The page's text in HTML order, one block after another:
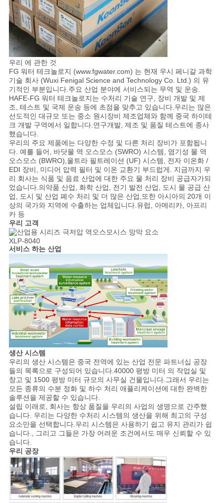
우리 에 관한 것
FG 워터 테크놀로지 (www.fgwater.com) 는 현재 우시 페니갈 과학
기술 회사 (Wuxi Fenigal Science and Technology Co. Ltd.) 의 유
기적인 부분입니다.주요 산업 분야에 서비스되는 무역 및 운송.
HAFE-FG 워터 테크놀로지는 수처리 기술 연구, 장비 개발 및 제
조, 테스트 및 국제 운송 등에 초점을 맞추고 있습니다.우리는 많은
선도적인 대규모 또는 중소 원시장비 제조업체와 함께 중국 하이테
크 개발 구역에서 일합니다.연구개발, 제조 및 품질 테스트에 종사
했습니다.
우리의 주요 제품에는 다양한 수정 및 다른 처리 장비가 포함됩니
다. 예를 들어, 바닷물 역 오스모스 (SWRO) 시스템, 염기성 물 역
오스모스 (BWRO),울트라 필트레이션 (UF) 시스템, 전자 이온화 /
EDI 장비, 미디어 압력 필터 및 이온 교환기 부드럽게. 지금까지 우
리 회사는 식품 및 음료 산업에 대한 주요 물 처리 장비 공급자가되
었습니다.의약품 산업, 화학 산업, 전기 발전 산업, 도시 물 공급 산
업, 도시 및 산업 폐수 처리 및 더 많은 산업,또한 아시아의 20개 이
상의 국가와 지역에 수출하는 업체입니다.유럽, 아메리카, 아프리
카 등
우리 고객
서비스 하는 산업
생산 시스템
우리의 생산 시스템은 중국 전역에 있는 산업 전문 파트너십 공장
들의 목록으로 구성되어 있습니다.40000 평방 미터 의 작업실 및
창고 및 1500 평방 미터 규모의 사무실 건물입니다.그래서 우리는
모든 종류의 수분 정화 및 하수 처리 애플리케이션에 대한 완벽한
솔루션을 제공할 수 있습니다.
설립 이래로, 회사는 항상 품질을 우리의 사업의 생명으로 간주했
습니다. 우리는 다양한 수처리 시스템의 생산을 위해 최고의 구성
요소만을 선택합니다.우리 시스템은 사용하기 쉽고 유지 관리가 쉽
습니다., 그리고 그들은 가장 어려운 조건에서도 매우 신뢰할 수 있
습니다.
우리 공장